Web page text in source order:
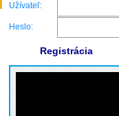
Užívateľ:
Heslo:
Registrácia